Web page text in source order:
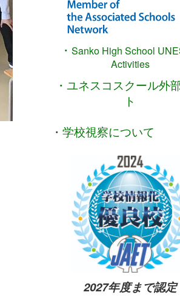
・Sanko High School
Activities
・ユネスコスクール外
ト
・ 学校視察について
2027年度まで認定